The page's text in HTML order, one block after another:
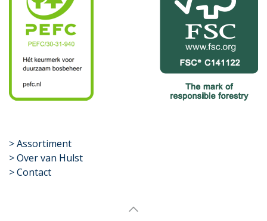
​>Assortiment
> Over van Hulst
> Contact